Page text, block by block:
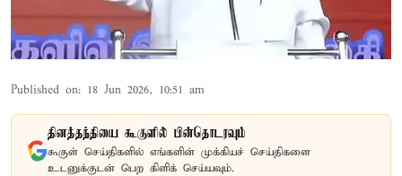
Published on: 18 Jun 2026, 10:51 am
தினத்தந்தியை கூகுளில் பின்தொடரவும்
கூகுள் செய்திகளில் எங்களின் முக்கியச் செய்திகளை
உடனுக்குடன் பெற கிளிக் செய்யவும்.